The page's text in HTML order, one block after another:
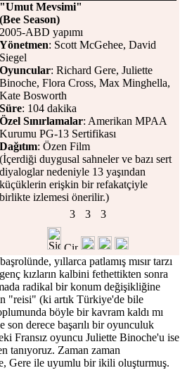
"Umut Mevsimi"
(Bee Season)
2005-ABD yapımı
Yönetmen: Scott McGehee, David
Siegel
Oyuncular: Richard Gere, Juliette
Binoche, Flora Cross, Max Minghella,
Kate Bosworth
Süre: 104 dakika
Özel Sınırlamalar: Amerikan MPAA
Kurumu PG-13 Sertifikası
Dağıtım: Özen Film
(İçerdiği duygusal sahneler ve bazı sert
diyaloglar nedeniyle 13 yaşından
küçüklerin erişkin bir refakatçiyle
birlikte izlemesi önerilir.)
yıllarca patlamış mısır tarzı
kızların kalbini fethettikten sonra
radikal bir konum değişikliğine
"reisi" (ki artık Türkiye'de bile
böyle bir kavram kaldı mı
derece başarılı bir oyunculuk
Fransız oyuncu Juliette Binoche'u ise
tanıyoruz. Zaman zaman
Gere ile uyumlu bir ikili oluşturmuş.